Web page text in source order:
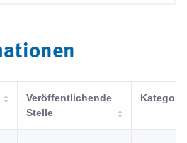
Veröffentlichende
Stelle
Kategorie